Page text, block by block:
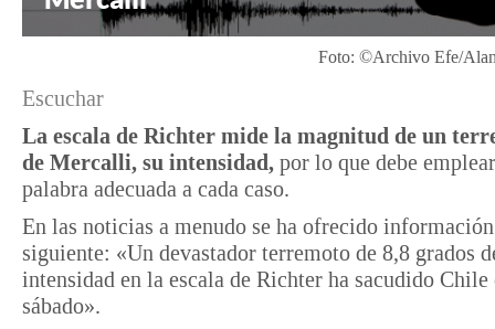
Foto: ©Archivo Efe/
Escuchar
La escala de Richter mide la magnitud de un
de Mercalli, su intensidad, por lo que debe
palabra adecuada a cada caso.
En las noticias a menudo se ha ofrecido
siguiente: «Un devastador terremoto de 8,8 grados
intensidad en la escala de Richter ha sacudido Chile
sábado».